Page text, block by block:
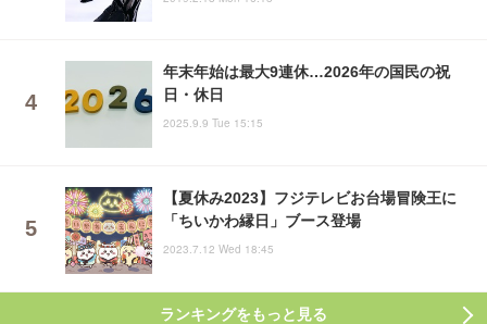
年末年始は最大9連休…2026年の国民の祝
日・休日
2025.9.9 Tue 15:15
【夏休み2023】フジテレビお台場冒険王に
「ちいかわ縁日」ブース登場
2023.7.12 Wed 18:45
ランキングをもっと見る